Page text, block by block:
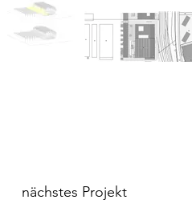
nächstes Projekt